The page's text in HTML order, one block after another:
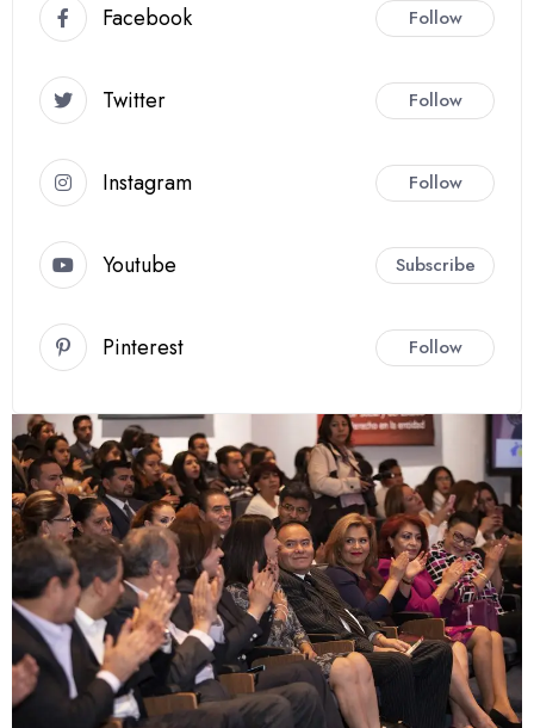
Facebook Follow
Twitter Follow
Instagram Follow
Youtube Subscribe
Pinterest Follow